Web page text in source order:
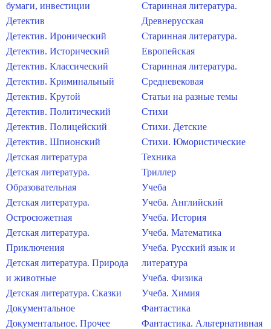
бумаги, инвестиции
Детектив
Детектив. Иронический
Детектив. Исторический
Детектив. Классический
Детектив. Криминальный
Детектив. Крутой
Детектив. Политический
Детектив. Полицейский
Детектив. Шпионский
Детская литература
Детская литература.
Образовательная
Детская литература.
Остросюжетная
Детская литература.
Приключения
Детская литература. Природа
и животные
Детская литература. Сказки
Документальное
Документальное. Прочее
Старинная литература.
Древнерусская
Старинная литература.
Европейская
Старинная литература.
Средневековая
Статьи на разные темы
Стихи
Стихи. Детские
Стихи. Юмористические
Техника
Триллер
Учеба
Учеба. Английский
Учеба. История
Учеба. Математика
Учеба. Русский язык и
литература
Учеба. Физика
Учеба. Химия
Фантастика
Фантастика. Альтернативная